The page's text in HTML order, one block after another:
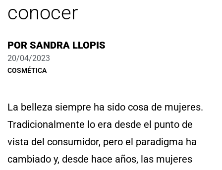
conocer
POR SANDRA LLOPIS
20/04/2023
COSMÉTICA
La belleza siempre ha sido cosa de mujeres.
Tradicionalmente lo era desde el punto de
vista del consumidor, pero el paradigma ha
cambiado y, desde hace años, las mujeres